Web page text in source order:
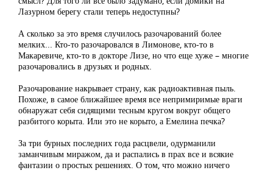
Лазурном берегу стали теперь недоступны?
А сколько за это время случилось разочарований более
мелких... Кто-то разочаровался в Лимонове, кто-то в
Макаревиче, кто-то в докторе Лизе, но что еще хуже – многие
разочаровались в друзьях и родных.
Разочарование накрывает страну, как радиоактивная пыль.
Похоже, в самое ближайшее время все непримиримые враги
обнаружат себя сидящими тесным кругом вокруг общего
разбитого корыта. Или это не корыто, а Емелина печка?
За три бурных последних года расцвели, одурманили
заманчивым миражом, да и распались в прах все и всякие
фантазии о простых решениях. О том, что можно ничего